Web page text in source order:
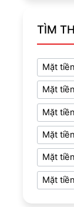
TÌM
Mặt
Mặt
Mặt
Mặt
Mặt
Mặt